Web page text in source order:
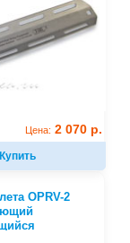
Цена: 2 070 р.
Купить
OPRV-2